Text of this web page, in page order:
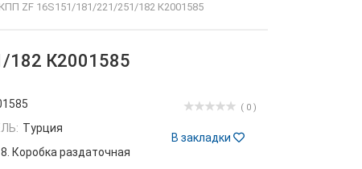
ZF 16S151/181/221/251/182 К2001585
182 К2001585
( 0 )
В закладки
Турция
Коробка раздаточная